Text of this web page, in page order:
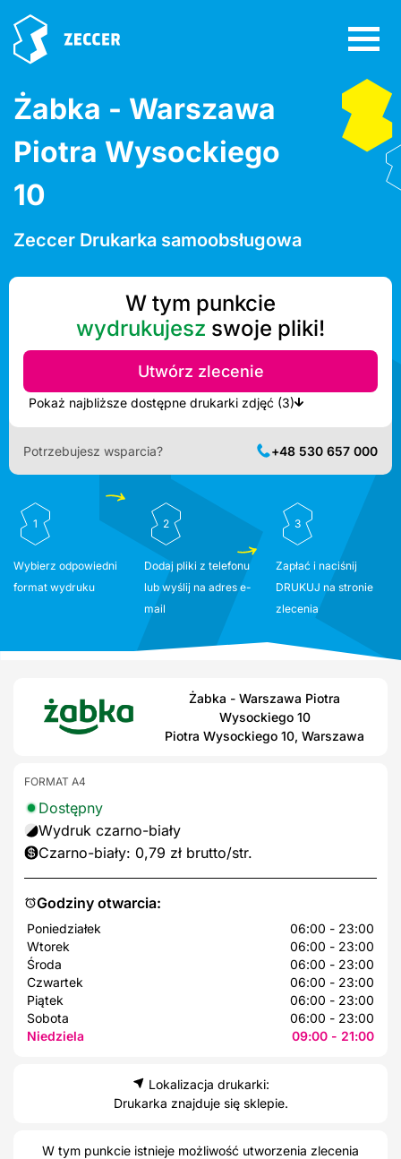
Żabka - Warszawa
Piotra Wysockiego
10
Zeccer Drukarka samoobsługowa
W tym punkcie
wydrukujesz swoje pliki!
Utwórz zlecenie
Pokaż najbliższe dostępne drukarki zdjęć (3)
Potrzebujesz wsparcia? +48 530 657 000
1
Wybierz odpowiedni
format wydruku
2
Dodaj pliki z telefonu
lub wyślij na adres e-
mail
3
Zapłać i naciśnij
DRUKUJ na stronie
zlecenia
Żabka - Warszawa Piotra
Wysockiego 10
Piotra Wysockiego 10, Warszawa
Godziny otwarcia:
Poniedziałek
06:00 - 23:00
Wtorek
06:00 - 23:00
Środa
06:00 - 23:00
Czwartek
06:00 - 23:00
Piątek
06:00 - 23:00
Sobota
06:00 - 23:00
Niedziela
09:00 - 21:00
FORMAT A4
Dostępny
Wydruk czarno-biały
Czarno-biały: 0,79 zł brutto/str.
Lokalizacja drukarki:
Drukarka znajduje się sklepie.
W tym punkcie istnieje możliwość utworzenia zlecenia